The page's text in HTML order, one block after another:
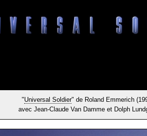
"Universal Soldier" de Roland Emmerich
avec Jean-Claude Van Damme et Dolph